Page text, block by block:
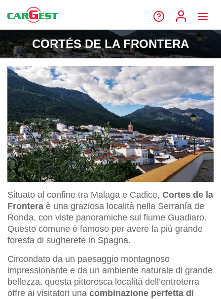
CORTÉS DE LA FRONTERA
Situato al confine tra Malaga e Cadice, Cortes de la
Frontera è una graziosa località nella Serranía de
Ronda, con viste panoramiche sul fiume Guadiaro.
Questo comune è famoso per avere la più grande
foresta di sugherete in Spagna.
Circondato da un paesaggio montagnoso
impressionante e da un ambiente naturale di grande
bellezza, questa pittoresca località dell’entroterra
offre ai visitatori una combinazione perfetta di